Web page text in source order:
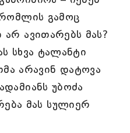
რომლის გამოც
არ ავითარებს მას?
სხვა ტალანტი
არავინ დატოვა
უბოძა
მას სულიერ